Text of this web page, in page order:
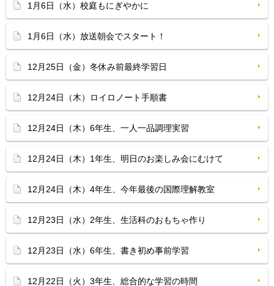
1月6日（水）校庭もにぎやかに
1月6日（水）放送朝会でスタート！
12月25日（金）冬休み前最終学習日
12月24日（木）ロイロノート手順書
12月24日（木）6年生、一人一品調理実習
12月24日（木）1年生、明日のお楽しみ会にむけて
12月24日（木）4年生、今年最後の国際理解教室
12月23日（水）2年生、生活科のおもちゃ作り
12月23日（水）6年生、書き初め事前学習
12月22日（火）3年生、総合的な学習の時間